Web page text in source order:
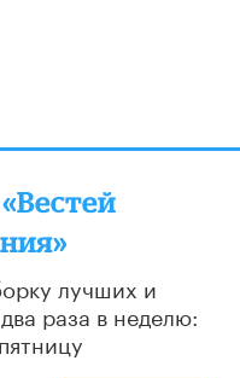
лучших и
два раза в неделю: